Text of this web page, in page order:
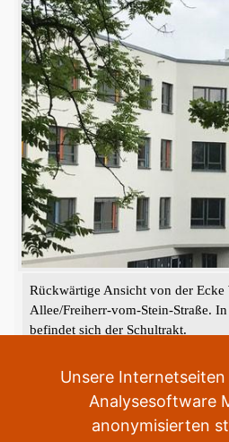
Rückwärtige Ansicht von der Ecke
Allee/Freiherr-vom-Stein-Straße.
befindet sich der Schultrakt.
Unsere
Analysesoftware
anonymisierten